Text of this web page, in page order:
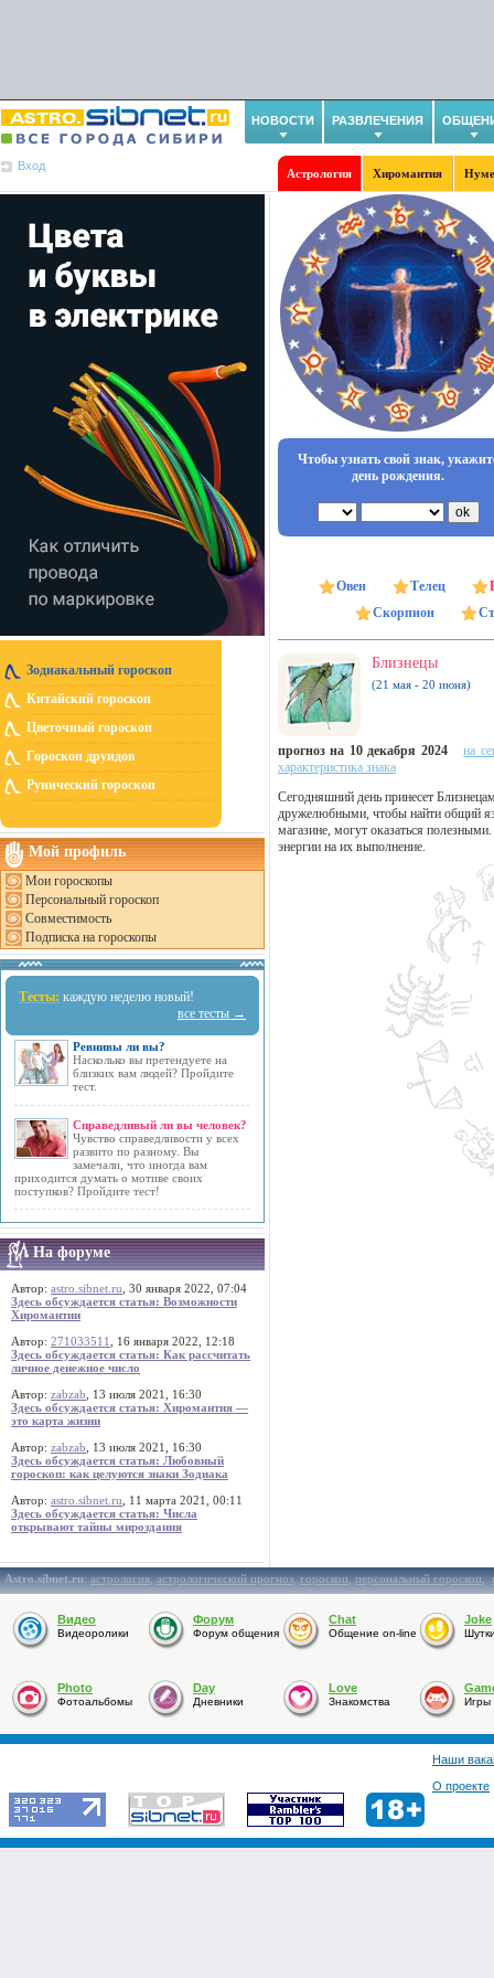
НОВОСТИ РАЗВЛЕЧЕНИЯ
Вход
Астрология Хиромантия
Зодиакальный гороскоп
Китайский гороскоп
Цветочный гороскоп
Гороскоп друидов
Рунический гороскоп
Мой профиль
Мои гороскопы
Персональный гороскоп
Совместимость
Подписка на гороскопы
Тесты: каждую неделю новый!
все тесты →
Ревнивы ли вы?
Насколько вы претендуете на
близких вам людей? Пройдите
тест.
Справедливый ли вы человек?
Чувство справедливости у всех
развито по разному. Вы
замечали, что иногда вам
приходится думать о мотиве своих
поступков? Пройдите тест!
На форуме
Автор: astro.sibnet.ru , 30 января 2022, 07:04
Здесь обсуждается статья: Возможности
Хиромантии
Автор: 271033511
, 16 января 2022, 12:18
Здесь обсуждается статья: Как рассчитать
личное денежное число
Автор: zabzab , 13 июля 2021, 16:30
Здесь обсуждается статья: Хиромантия —
это карта жизни
Автор: zabzab , 13 июля 2021, 16:30
Здесь обсуждается статья: Любовный
гороскоп: как целуются знаки Зодиака
Автор: astro.sibnet.ru , 11 марта 2021, 00:11
Здесь обсуждается статья: Числа
открывают тайны мироздания
Чтобы узнать свой знак,
день рождения.
Овен Телец
Скорпион
Близнецы
(21 мая - 20 июня)
прогноз на 10 декабря 2024
на
характеристика знака
Сегодняшний день принесет
дружелюбными, чтобы найти общий
магазине, могут оказаться
энергии на их выполнение.
Astro.sibnet.ru:астрология,астрологический прогноз,гороскоп,персональный гороскоп,
Видео
Видеоролики
Форум
Форум общения
Chat
Общение on-line
Joke
Photo
Фотоальбомы
Day
Дневники
Love
Знакомства Игры
Наши
О проекте